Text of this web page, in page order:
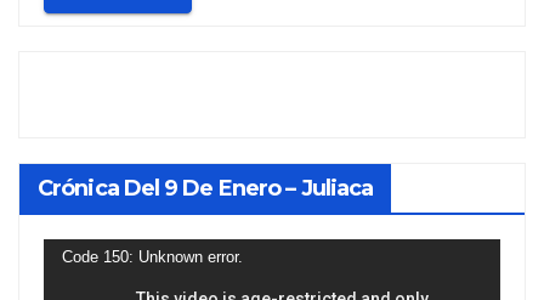
Crónica Del 9 De Enero – Juliaca
Reproductor
Code 150: Unknown error.